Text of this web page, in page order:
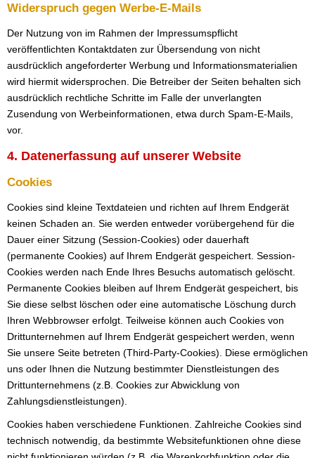
Widerspruch gegen Werbe-E-Mails
Der Nutzung von im Rahmen der Impressumspflicht
veröffentlichten Kontaktdaten zur Übersendung von nicht
ausdrücklich angeforderter Werbung und Informationsmaterialien
wird hiermit widersprochen. Die Betreiber der Seiten behalten sich
ausdrücklich rechtliche Schritte im Falle der unverlangten
Zusendung von Werbeinformationen, etwa durch Spam-E-Mails,
vor.
4. Datenerfassung auf unserer Website
Cookies
Cookies sind kleine Textdateien und richten auf Ihrem Endgerät
keinen Schaden an. Sie werden entweder vorübergehend für die
Dauer einer Sitzung (Session-Cookies) oder dauerhaft
(permanente Cookies) auf Ihrem Endgerät gespeichert. Session-
Cookies werden nach Ende Ihres Besuchs automatisch gelöscht.
Permanente Cookies bleiben auf Ihrem Endgerät gespeichert, bis
Sie diese selbst löschen oder eine automatische Löschung durch
Ihren Webbrowser erfolgt. Teilweise können auch Cookies von
Drittunternehmen auf Ihrem Endgerät gespeichert werden, wenn
Sie unsere Seite betreten (Third-Party-Cookies). Diese ermöglichen
uns oder Ihnen die Nutzung bestimmter Dienstleistungen des
Drittunternehmens (z.B. Cookies zur Abwicklung von
Zahlungsdienstleistungen).
Cookies haben verschiedene Funktionen. Zahlreiche Cookies sind
technisch notwendig, da bestimmte Websitefunktionen ohne diese